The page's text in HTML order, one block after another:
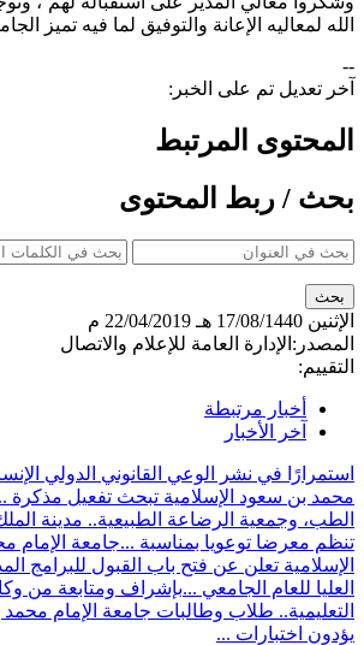
الله لمعاليه الإعانة والتوفيق لما فيه تميز
--
آخر تعديل تم على الخبر:
المحتوى المرتبط
بحث / ربط المحتوى
الإثنين 17/08/1440 هـ
22/04/2019 م
المصدر: الإدارة العامة للإعلام والاتصال
التقييم:
أخبار مرتبطة
آخر الأخبار
استمرارًا في نشر الوعي القانوني الدولي
محمد بن سعود الإسلامية تبحث تفعيل مذكرة
الطب، وجمعية الرضاعة الطبيعية.. مدينة
تنظم معرضا توعويا بمناسبة ...جامعة الإمام
الإسلامية تعلن عن فتح باب القبول للبرامج
العليا للعام الجامعي ...بإشراف ومتابعة من
التعليمية.. طلاب وطالبات جامعة الإمام
يؤدون اختبارات ...